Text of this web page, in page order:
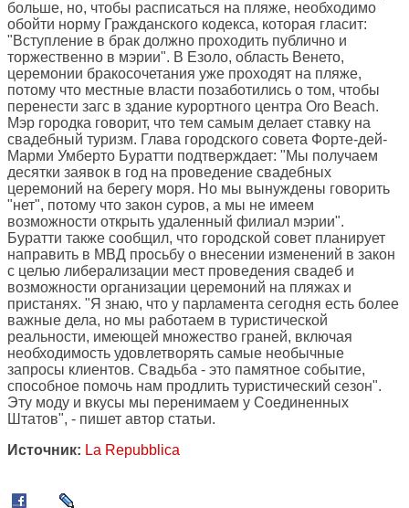
больше, но, чтобы расписаться на пляже, необходимо
обойти норму Гражданского кодекса, которая гласит:
"Вступление в брак должно проходить публично и
торжественно в мэрии". В Езоло, область Венето,
церемонии бракосочетания уже проходят на пляже,
потому что местные власти позаботились о том, чтобы
перенести загс в здание курортного центра Oro Beach.
Мэр городка говорит, что тем самым делает ставку на
свадебный туризм. Глава городского совета Форте-дей-
Марми Умберто Буратти подтверждает: "Мы получаем
десятки заявок в год на проведение свадебных
церемоний на берегу моря. Но мы вынуждены говорить
"нет", потому что закон суров, а мы не имеем
возможности открыть удаленный филиал мэрии".
Буратти также сообщил, что городской совет планирует
направить в МВД просьбу о внесении изменений в закон
с целью либерализации мест проведения свадеб и
возможности организации церемоний на пляжах и
пристанях. "Я знаю, что у парламента сегодня есть более
важные дела, но мы работаем в туристической
реальности, имеющей множество граней, включая
необходимость удовлетворять самые необычные
запросы клиентов. Свадьба - это памятное событие,
способное помочь нам продлить туристический сезон".
Эту моду и вкусы мы перенимаем у Соединенных
Штатов", - пишет автор статьи.
Источник: La Repubblica